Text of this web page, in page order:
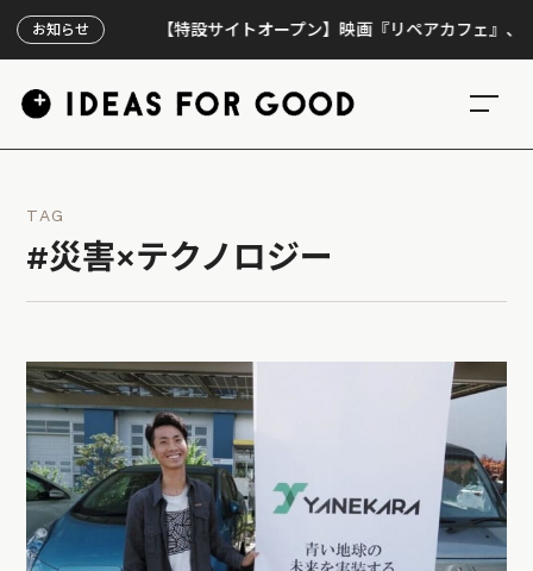
お知らせ【特設サイトオープン】映画『リペアカフェ』、上映300
TAG
#災害×テクノロジー